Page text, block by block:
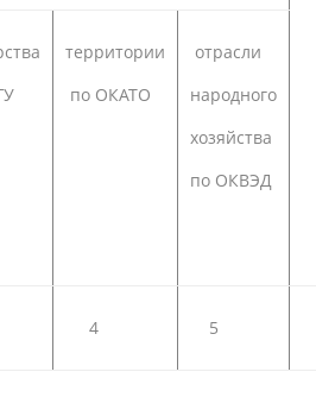
территории
по ОКАТО
отрасли
народного
хозяйства
по ОКВЭД
4 5